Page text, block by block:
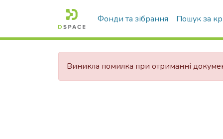
Фонди та зібрання Пошук за
Виникла помилка при отриманні